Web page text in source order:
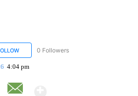
FOLLOW "CNN NEWSOURCE" TO RECEIVE
0 Followers
4:04 pm